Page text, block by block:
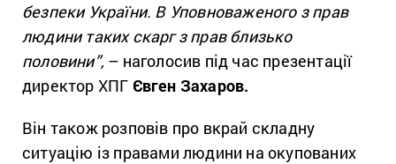
безпеки України. В Уповноваженого з прав
людини таких скарг з прав близько
половини”, – наголосив під час презентації
директор ХПГ Євген Захаров.
Він також розповів про вкрай складну
ситуацію із правами людини на окупованих